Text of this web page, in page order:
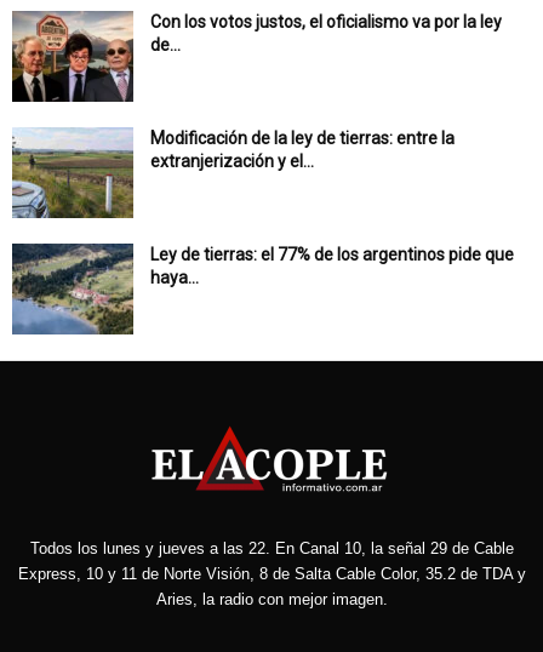
Con los votos justos, el oficialismo va por la ley
de...
Modificación de la ley de tierras: entre la
extranjerización y el...
Ley de tierras: el 77% de los argentinos pide que
haya...
Todos los lunes y jueves a las 22. En Canal 10, la señal 29 de Cable
Express, 10 y 11 de Norte Visión, 8 de Salta Cable Color, 35.2 de TDA y
Aries, la radio con mejor imagen.